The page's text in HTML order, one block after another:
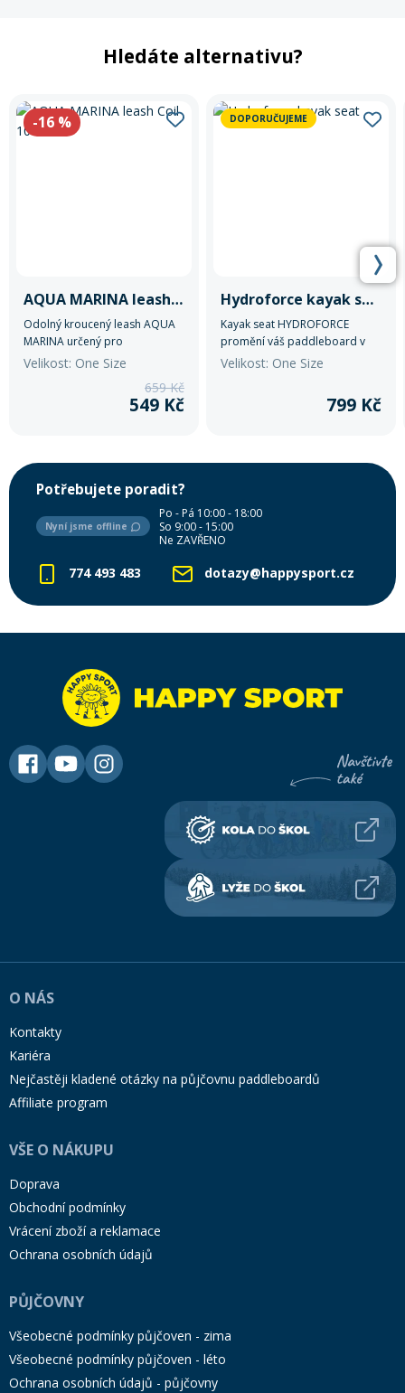
Hledáte alternativu?
-16 %
AQUA MARINA leash Coil 10'/7mm
Odolný kroucený leash AQUA
MARINA určený pro
paddleboarding a vodní
Velikost: One Size
659 Kč
549 Kč
DOPORUČUJEME
Hydroforce kayak seat
Kayak seat HYDROFORCE
promění váš paddleboard v
kajak.
Velikost: One Size
799 Kč
Potřebujete poradit?
Nyní jsme offline
Po - Pá 10:00 - 18:00
So 9:00 - 15:00
Ne ZAVŘENO
774 493 483 dotazy@happysport.cz
O NÁS
Kontakty
Kariéra
Nejčastěji kladené otázky na půjčovnu paddleboardů
Affiliate program
VŠE O NÁKUPU
Doprava
Obchodní podmínky
Vrácení zboží a reklamace
Ochrana osobních údajů
PŮJČOVNY
Všeobecné podmínky půjčoven - zima
Všeobecné podmínky půjčoven - léto
Ochrana osobních údajů - půjčovny